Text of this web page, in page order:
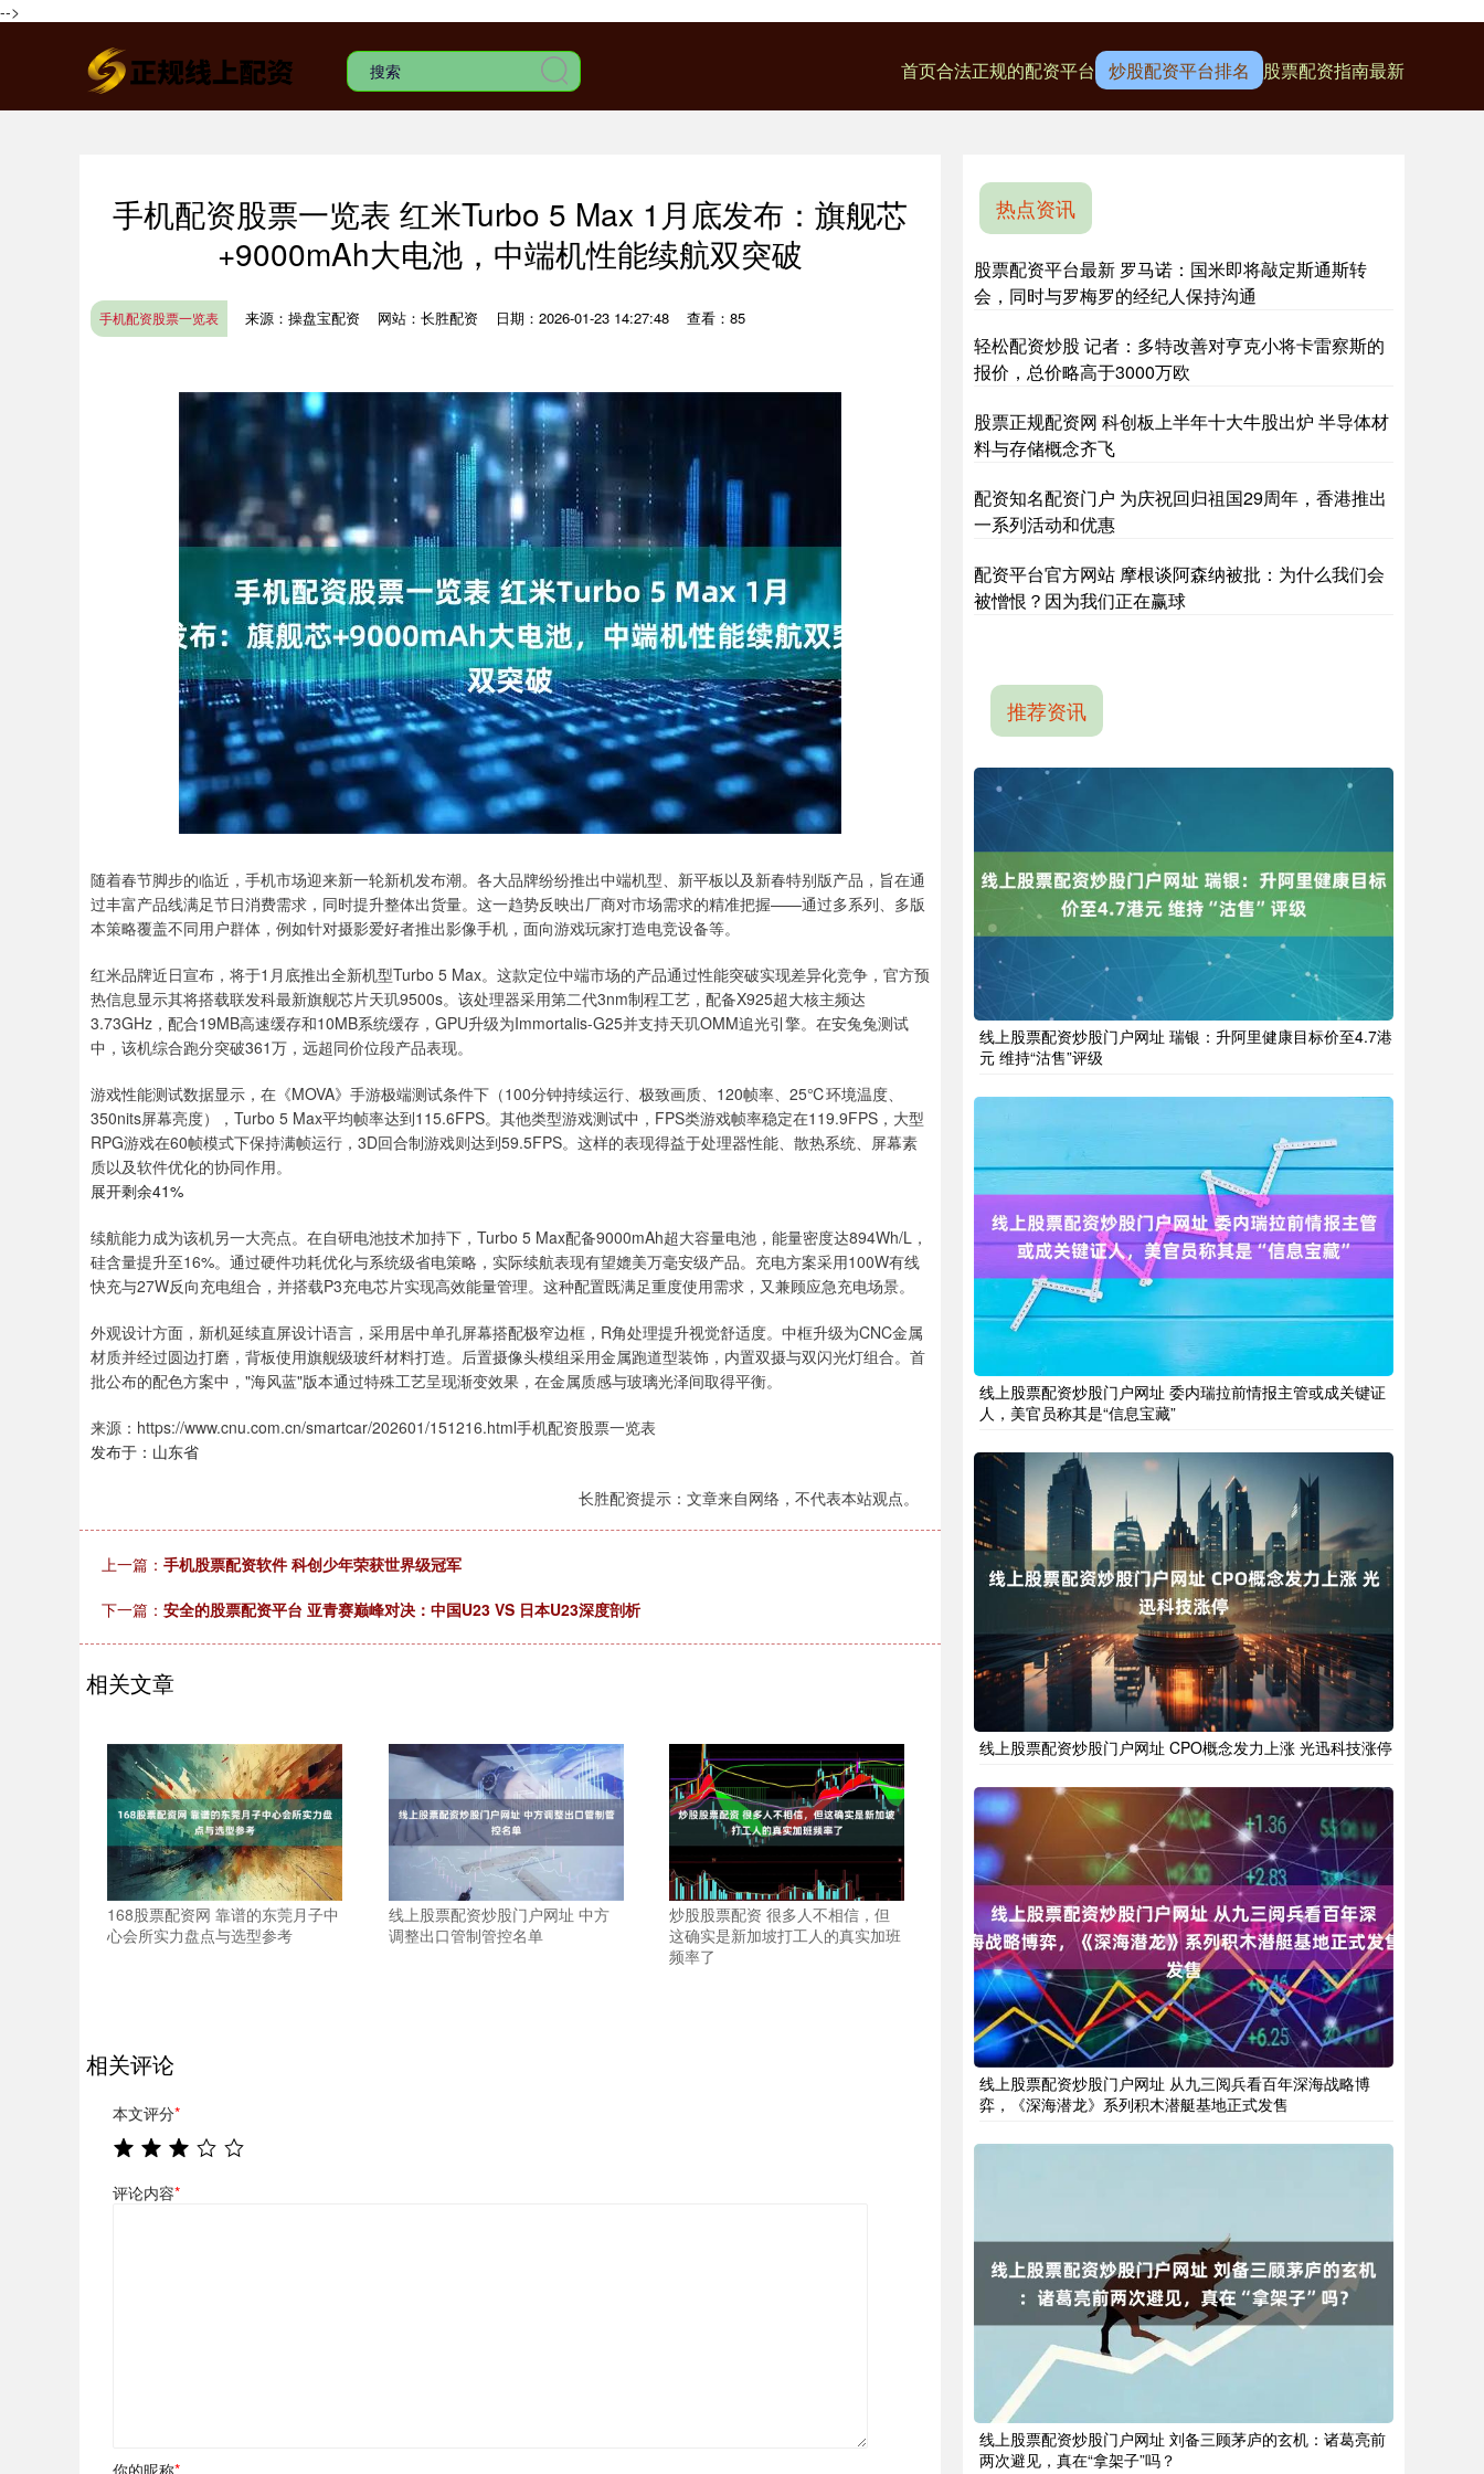
-->
首页合法正规的配资平台 炒股配资平台排名 股票配资指南最新
手机配资股票一览表 红米Turbo 5 Max 1月底发布：旗舰芯
+9000mAh大电池，中端机性能续航双突破
手机配资股票一览表 来源：操盘宝配资 网站：长胜配资 日期：2026-01-23 14:27:48 查看：85
随着春节脚步的临近，手机市场迎来新一轮新机发布潮。各大品牌纷纷推出中端机型、新平板以及新春特别版产品，旨在通
过丰富产品线满足节日消费需求，同时提升整体出货量。这一趋势反映出厂商对市场需求的精准把握——通过多系列、多版
本策略覆盖不同用户群体，例如针对摄影爱好者推出影像手机，面向游戏玩家打造电竞设备等。
红米品牌近日宣布，将于1月底推出全新机型Turbo 5 Max。这款定位中端市场的产品通过性能突破实现差异化竞争，官方预
热信息显示其将搭载联发科最新旗舰芯片天玑9500s。该处理器采用第二代3nm制程工艺，配备X925超大核主频达
3.73GHz，配合19MB高速缓存和10MB系统缓存，GPU升级为Immortalis-G25并支持天玑OMM追光引擎。在安兔兔测试
中，该机综合跑分突破361万，远超同价位段产品表现。
游戏性能测试数据显示，在《MOVA》手游极端测试条件下（100分钟持续运行、极致画质、120帧率、25℃环境温度、
350nits屏幕亮度），Turbo 5 Max平均帧率达到115.6FPS。其他类型游戏测试中，FPS类游戏帧率稳定在119.9FPS，大型
RPG游戏在60帧模式下保持满帧运行，3D回合制游戏则达到59.5FPS。这样的表现得益于处理器性能、散热系统、屏幕素
质以及软件优化的协同作用。
展开剩余41%
续航能力成为该机另一大亮点。在自研电池技术加持下，Turbo 5 Max配备9000mAh超大容量电池，能量密度达894Wh/L，
硅含量提升至16%。通过硬件功耗优化与系统级省电策略，实际续航表现有望媲美万毫安级产品。充电方案采用100W有线
快充与27W反向充电组合，并搭载P3充电芯片实现高效能量管理。这种配置既满足重度使用需求，又兼顾应急充电场景。
外观设计方面，新机延续直屏设计语言，采用居中单孔屏幕搭配极窄边框，R角处理提升视觉舒适度。中框升级为CNC金属
材质并经过圆边打磨，背板使用旗舰级玻纤材料打造。后置摄像头模组采用金属跑道型装饰，内置双摄与双闪光灯组合。首
批公布的配色方案中，"海风蓝"版本通过特殊工艺呈现渐变效果，在金属质感与玻璃光泽间取得平衡。
来源：https://www.cnu.com.cn/smartcar/202601/151216.html手机配资股票一览表
发布于：山东省
长胜配资提示：文章来自网络，不代表本站观点。
上一篇： 手机股票配资软件 科创少年荣获世界级冠军
下一篇： 安全的股票配资平台 亚青赛巅峰对决：中国U23 VS 日本U23深度剖析
相关文章
168股票配资网 靠谱的东莞月子中
心会所实力盘点与选型参考
线上股票配资炒股门户网址 中方
调整出口管制管控名单
炒股股票配资 很多人不相信，但
这确实是新加坡打工人的真实加班
频率了
相关评论
本文评分*
评论内容*
你的昵称*
热点资讯
股票配资平台最新 罗马诺：国米即将敲定斯通斯转
会，同时与罗梅罗的经纪人保持沟通
轻松配资炒股 记者：多特改善对亨克小将卡雷察斯的
报价，总价略高于3000万欧
股票正规配资网 科创板上半年十大牛股出炉 半导体材
料与存储概念齐飞
配资知名配资门户 为庆祝回归祖国29周年，香港推出
一系列活动和优惠
配资平台官方网站 摩根谈阿森纳被批：为什么我们会
被憎恨？因为我们正在赢球
推荐资讯
线上股票配资炒股门户网址 瑞银：升阿里健康目标价至4.7港
元 维持“沽售”评级
线上股票配资炒股门户网址 委内瑞拉前情报主管或成关键证
人，美官员称其是“信息宝藏”
线上股票配资炒股门户网址 CPO概念发力上涨 光迅科技涨停
线上股票配资炒股门户网址 从九三阅兵看百年深海战略博
弈，《深海潜龙》系列积木潜艇基地正式发售
线上股票配资炒股门户网址 刘备三顾茅庐的玄机：诸葛亮前
两次避见，真在“拿架子”吗？